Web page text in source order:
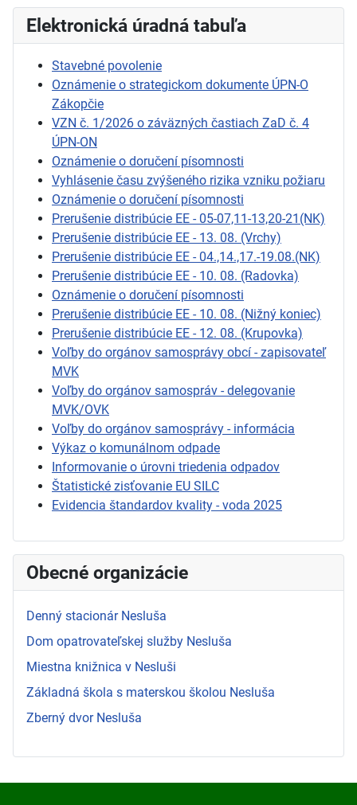
Elektronická úradná tabuľa
Stavebné povolenie
Oznámenie o strategickom dokumente ÚPN-O
Zákopčie
VZN č. 1/2026 o záväzných častiach ZaD č. 4
ÚPN-ON
Oznámenie o doručení písomnosti
Vyhlásenie času zvýšeného rizika vzniku požiaru
Oznámenie o doručení písomnosti
Prerušenie distribúcie EE - 05-07,11-13,20-21(NK)
Prerušenie distribúcie EE - 13. 08. (Vrchy)
Prerušenie distribúcie EE - 04.,14.,17.-19.08.(NK)
Prerušenie distribúcie EE - 10. 08. (Radovka)
Oznámenie o doručení písomnosti
Prerušenie distribúcie EE - 10. 08. (Nižný koniec)
Prerušenie distribúcie EE - 12. 08. (Krupovka)
Voľby do orgánov samosprávy obcí - zapisovateľ
MVK
Voľby do orgánov samospráv - delegovanie
MVK/OVK
Voľby do orgánov samosprávy - informácia
Výkaz o komunálnom odpade
Informovanie o úrovni triedenia odpadov
Štatistické zisťovanie EU SILC
Evidencia štandardov kvality - voda 2025
Obecné organizácie
Denný stacionár Nesluša
Dom opatrovateľskej služby Nesluša
Miestna knižnica v Nesluši
Základná škola s materskou školou Nesluša
Zberný dvor Nesluša